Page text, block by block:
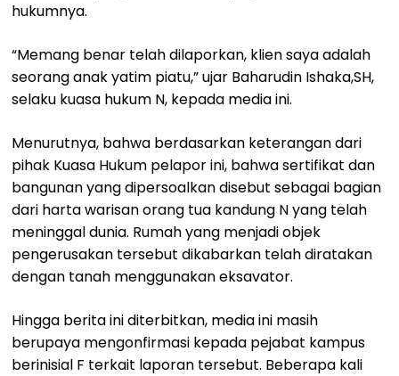
hukumnya.
“Memang benar telah dilaporkan, klien saya adalah
seorang anak yatim piatu,” ujar Baharudin Ishaka,SH,
selaku kuasa hukum N, kepada media ini.
Menurutnya, bahwa berdasarkan keterangan dari
pihak Kuasa Hukum pelapor ini, bahwa sertifikat dan
bangunan yang dipersoalkan disebut sebagai bagian
dari harta warisan orang tua kandung N yang telah
meninggal dunia. Rumah yang menjadi objek
pengerusakan tersebut dikabarkan telah diratakan
dengan tanah menggunakan eksavator.
Hingga berita ini diterbitkan, media ini masih
berupaya mengonfirmasi kepada pejabat kampus
berinisial F terkait laporan tersebut. Beberapa kali